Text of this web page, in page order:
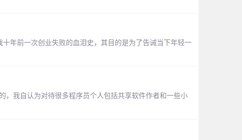
年前一次创业失败的血泪史，其目的是为了告诫当下年轻一
，我自认为对待很多程序员个人包括共享软件作者和一些小